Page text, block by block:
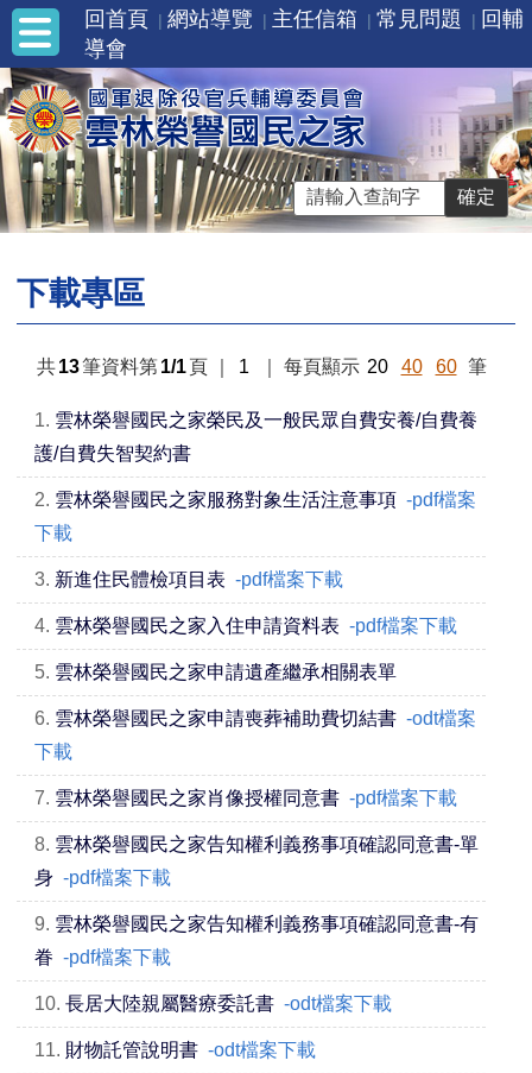
回首頁 網站導覽 主任信箱 常見問題
回輔
導會
下載專區
共 13筆資料第 1/1 頁 1 每頁顯示 20 40 60 筆
1. 雲林榮譽國民之家榮民及一般民眾自費安養/自費養
護/自費失智契約書
2. 雲林榮譽國民之家服務對象生活注意事項 -pdf檔案
下載
3. 新進住民體檢項目表 -pdf檔案下載
4. 雲林榮譽國民之家入住申請資料表 -pdf檔案下載
5. 雲林榮譽國民之家申請遺產繼承相關表單
6. 雲林榮譽國民之家申請喪葬補助費切結書 -odt檔案
下載
7. 雲林榮譽國民之家肖像授權同意書 -pdf檔案下載
8. 雲林榮譽國民之家告知權利義務事項確認同意書-單
身 -pdf檔案下載
9. 雲林榮譽國民之家告知權利義務事項確認同意書-有
眷 -pdf檔案下載
10. 長居大陸親屬醫療委託書 -odt檔案下載
11. 財物託管說明書 -odt檔案下載